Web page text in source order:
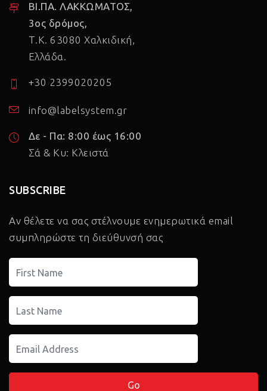
ΒΙ.ΠΑ. ΛΑΚΚΩΜΑΤΟΣ,
3ος δρόμος,
Τ.Κ. 63080 Χαλκιδική,
Ελλάδα.
+30 2399020205
info@labelsystem.gr
Δε - Πα: 8:00 έως 16:00
Σά & Κυ: Κλειστά
SUBSCRIBE
Αν θέλετε να σας στέλνουμε ενημερωτικά email
συμπληρώστε τη διεύθυνσή σας